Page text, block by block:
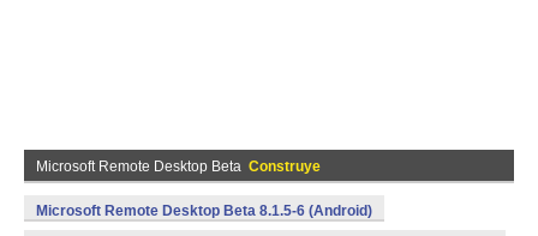
Microsoft Remote Desktop Beta Construye
Microsoft Remote Desktop Beta 8.1.5-6 (Android)